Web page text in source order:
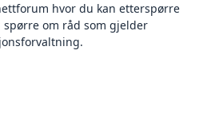
hvor du kan etterspørre
om råd som gjelder